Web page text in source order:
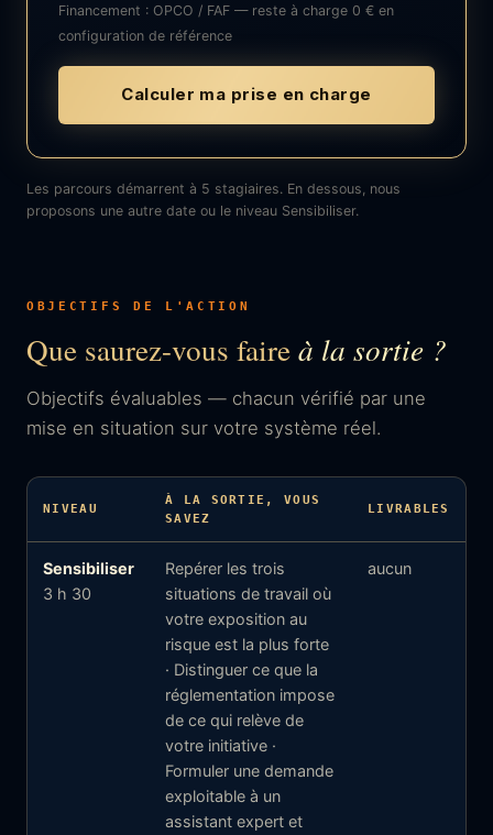
Financement : OPCO / FAF — reste à charge 0 € en
configuration de référence
Calculer ma prise en charge
Les parcours démarrent à 5 stagiaires. En dessous, nous
proposons une autre date ou le niveau Sensibiliser.
OBJECTIFS DE L'ACTION
Que saurez-vous faireà la sortie ?
Objectifs évaluables — chacun vérifié par une
mise en situation sur votre système réel.
NIVEAU
À LA SORTIE, VOUS
SAVEZ
LIVRABLES
Sensibiliser
3 h 30
Repérer les trois
situations de travail où
votre exposition au
risque est la plus forte
· Distinguer ce que la
réglementation impose
de ce qui relève de
votre initiative ·
Formuler une demande
exploitable à un
assistant expert et
aucun